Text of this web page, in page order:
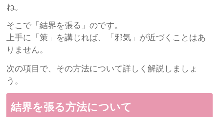
ね。
そこで「結界を張る」のです。
上手に「策」を講じれば、「邪気」が近づくことはあ
りません。
次の項目で、その方法について詳しく解説しましょ
う。
結界を張る方法について